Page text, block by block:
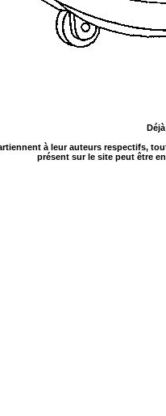
à leur auteurs respectifs,
présent sur le site peut être